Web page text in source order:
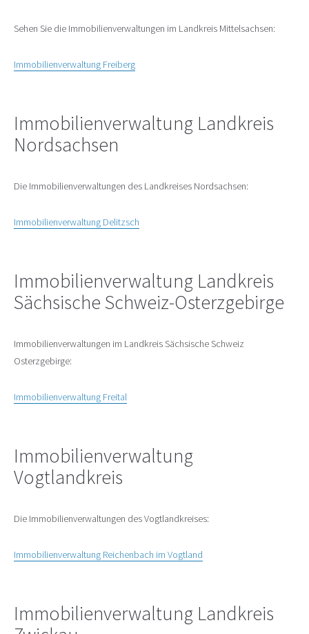
Sehen Sie die Immobilienverwaltungen im Landkreis Mittelsachsen:
Immobilienverwaltung Freiberg
Immobilienverwaltung Landkreis
Nordsachsen
Die Immobilienverwaltungen des Landkreises Nordsachsen:
Immobilienverwaltung Delitzsch
Immobilienverwaltung Landkreis
Sächsische Schweiz-Osterzgebirge
Immobilienverwaltungen im Landkreis Sächsische Schweiz
Osterzgebirge:
Immobilienverwaltung Freital
Immobilienverwaltung
Vogtlandkreis
Die Immobilienverwaltungen des Vogtlandkreises:
Immobilienverwaltung Reichenbach im Vogtland
Immobilienverwaltung Landkreis